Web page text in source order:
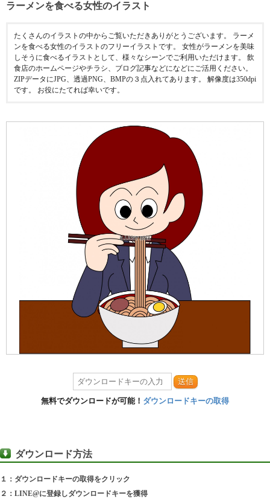
ラーメンを食べる女性のイラスト
たくさんのイラストの中からご覧いただきありがとうございます。 ラーメ
ンを食べる女性のイラストのフリーイラストです。 女性がラーメンを美味
しそうに食べるイラストとして、様々なシーンでご利用いただけます。 飲
食店のホームページやチラシ、ブログ記事などになどにご活用ください。
ZIPデータにJPG、透過PNG、BMPの３点入れてあります。 解像度は350dpi
です。 お役にたてれば幸いです。
送信
無料でダウンロードが可能！ ダウンロードキーの取得
ダウンロード方法
１：ダウンロードキーの取得をクリック
２：LINE@に登録しダウンロードキーを獲得